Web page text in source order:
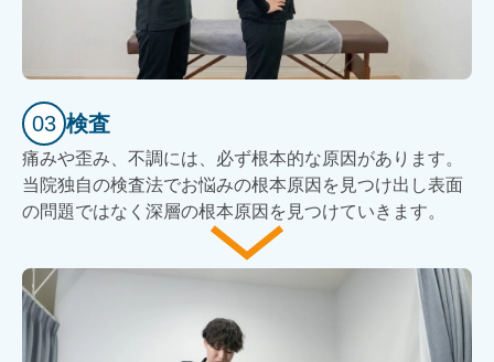
03 検査
痛みや歪み、不調には、必ず根本的な原因があります。
当院独自の検査法でお悩みの根本原因を見つけ出し表面
の問題ではなく深層の根本原因を見つけていきます。